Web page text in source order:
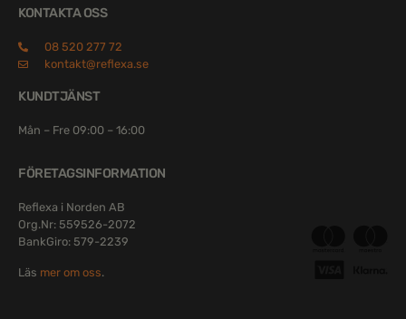
KONTAKTA OSS
08 520 277 72
kontakt@reflexa.se
KUNDTJÄNST
Mån – Fre 09:00 – 16:00
FÖRETAGSINFORMATION
Reflexa i Norden AB
Org.Nr: 559526-2072
BankGiro: 579-2239
Läs mer om oss.